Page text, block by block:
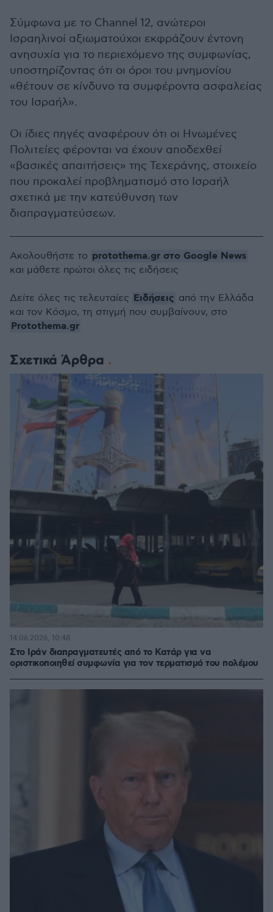
Σύμφωνα με το Channel 12, ανώτεροι
Ισραηλινοί αξιωματούχοι εκφράζουν έντονη
ανησυχία για το περιεχόμενο της συμφωνίας,
υποστηρίζοντας ότι οι όροι του μνημονίου
«θέτουν σε κίνδυνο τα συμφέροντα ασφαλείας
του Ισραήλ».
Οι ίδιες πηγές αναφέρουν ότι οι Ηνωμένες
Πολιτείες φέρονται να έχουν αποδεχθεί
«βασικές απαιτήσεις» της Τεχεράνης, στοιχείο
που προκαλεί προβληματισμό στο Ισραήλ
σχετικά με την κατεύθυνση των
διαπραγματεύσεων.
Σχετικά Άρθρα
Στο Ιράν διαπραγματευτές από το Κατάρ για να
οριστικοποιηθεί συμφωνία για τον τερματισμό του πολέμου
14.06.2026, 10:48
Ακολουθήστε το protothema.gr στο Google News
και μάθετε πρώτοι όλες τις ειδήσεις
Δείτε όλες τις τελευταίες Ειδήσεις από την Ελλάδα
και τον Κόσμο, τη στιγμή που συμβαίνουν, στο
Protothema.gr